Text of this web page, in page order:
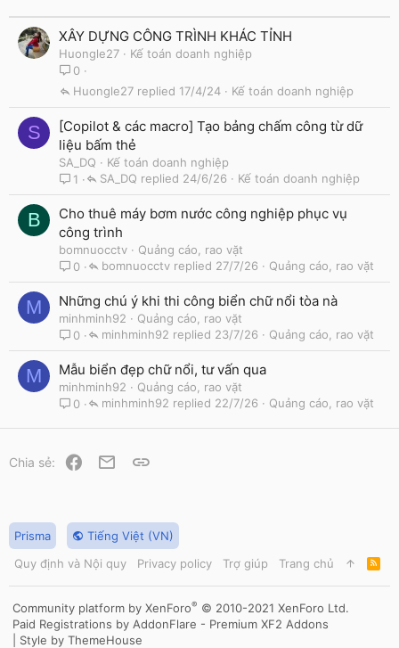
XÂY DỰNG CÔNG TRÌNH KHÁC TỈNH
Huongle27
Kế toán doanh nghiệp
0
Kế toán doanh nghiệp
17/4/24
Huongle27
S
[Copilot & các macro] Tạo bảng chấm công từ dữ
liệu bấm thẻ
SA_DQ
Kế toán doanh nghiệp
1
Kế toán doanh nghiệp
24/6/26
SA_DQ
B
Cho thuê máy bơm nước công nghiệp phục vụ
công trình
bomnuocctv
Quảng cáo, rao vặt
0
Quảng cáo, rao vặt
27/7/26
bomnuocctv
M Những chú ý khi thi công biển chữ nổi tòa nà
minhminh92
Quảng cáo, rao vặt
0
Quảng cáo, rao vặt
23/7/26
minhminh92
M Mẫu biển đẹp chữ nổi, tư vấn qua
minhminh92
Quảng cáo, rao vặt
0
Quảng cáo, rao vặt
22/7/26
minhminh92
Chia sẻ: Facebook
Email
Prisma
Tiếng Việt (VN)
Quy định và Nội quy
Privacy policy Trợ giúp Trang chủ
R
S
S
Community platform by XenForo® © 2010-2021 XenForo Ltd.
Paid Registrations by AddonFlare - Premium XF2 Addons
Style by ThemeHouse